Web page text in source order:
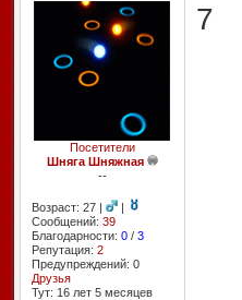
Посетители
Шняга Шняжная
--
Возраст: 27 |
|
Сообщений: 39
Благодарности: 0/ 3
Репутация: 2
Предупреждений: 0
Друзья
Тут: 16 лет 5 месяцев
7